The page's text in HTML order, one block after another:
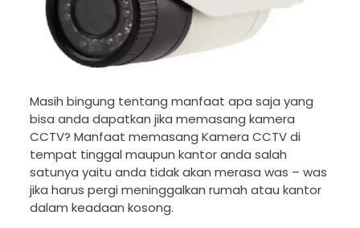
Masih bingung tentang manfaat apa saja yang
bisa anda dapatkan jika memasang kamera
CCTV? Manfaat memasang Kamera CCTV di
tempat tinggal maupun kantor anda salah
satunya yaitu anda tidak akan merasa was – was
jika harus pergi meninggalkan rumah atau kantor
dalam keadaan kosong.